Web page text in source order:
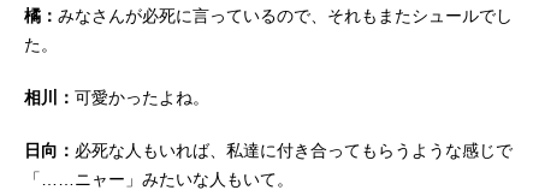
橘： みなさんが必死に言っているので、それもまたシュールでし
た。
相川： 可愛かったよね。
日向： 必死な人もいれば、私達に付き合ってもらうような感じで
「……ニャー」みたいな人もいて。